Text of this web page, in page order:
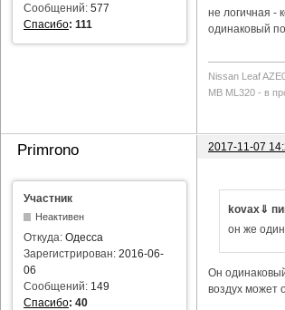
Сообщений: 577
Спасибо: 111
не логичная -
одинаковый
Nissan Leaf
MB ML320 - в
Primrono 2017-11-07
Участник
Неактивен
Откуда: Одесса
Зарегистрирован: 2016-06-
06
Сообщений: 149
Спасибо: 40
kovax⇓
он же
Он
воздух может